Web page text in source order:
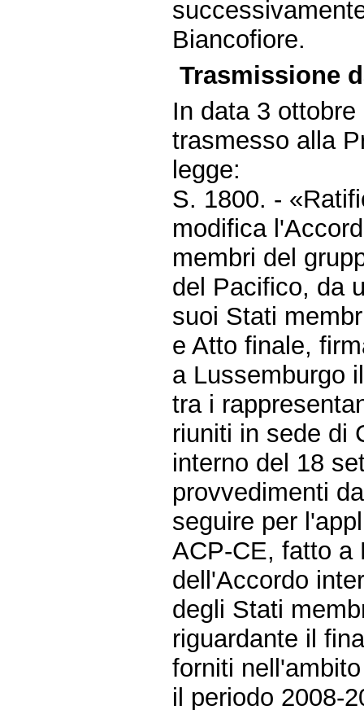
Biancofiore.
Trasmissione
In data 3
trasmesso alla
legge:
S. 1800. -
modifica
membri del
del Pacifico, da
suoi Stati
e Atto finale,
a Lussemburgo
tra i
riuniti in sede di
interno del 18
provvedimenti
seguire per
ACP-CE, fatto a
dell'Accordo
degli Stati
riguardante il
forniti
il periodo 2008-